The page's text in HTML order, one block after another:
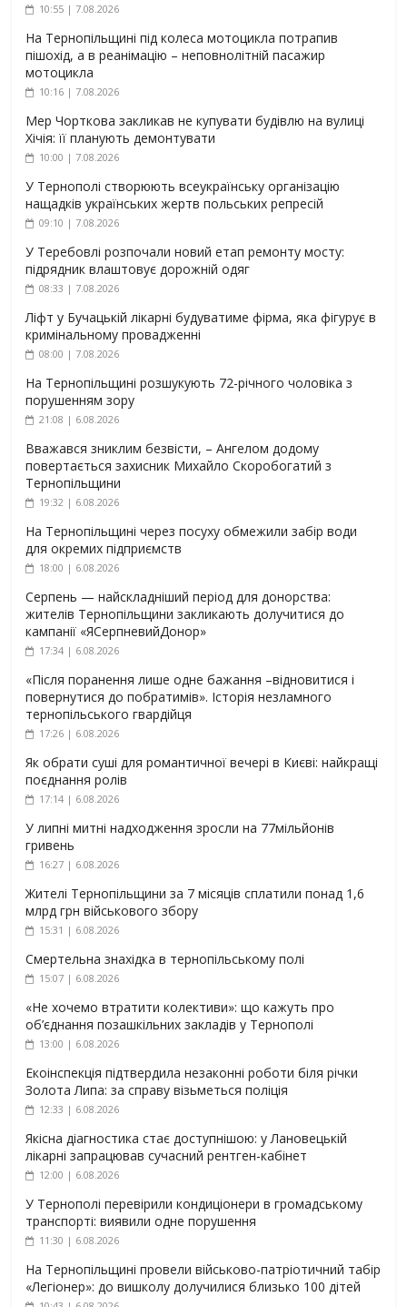
10:55 | 7.08.2026
На Тернопільщині під колеса мотоцикла потрапив
пішохід, а в реанімацію – неповнолітній пасажир
мотоцикла
10:16 | 7.08.2026
Мер Чорткова закликав не купувати будівлю на вулиці
Хічія: її планують демонтувати
10:00 | 7.08.2026
У Тернополі створюють всеукраїнську організацію
нащадків українських жертв польських репресій
09:10 | 7.08.2026
У Теребовлі розпочали новий етап ремонту мосту:
підрядник влаштовує дорожній одяг
08:33 | 7.08.2026
Ліфт у Бучацькій лікарні будуватиме фірма, яка фігурує в
кримінальному провадженні
08:00 | 7.08.2026
На Тернопільщині розшукують 72-річного чоловіка з
порушенням зору
21:08 | 6.08.2026
Вважався зниклим безвісти, – Ангелом додому
повертається захисник Михайло Скоробогатий з
Тернопільщини
19:32 | 6.08.2026
На Тернопільщині через посуху обмежили забір води
для окремих підприємств
18:00 | 6.08.2026
Серпень — найскладніший період для донорства:
жителів Тернопільщини закликають долучитися до
кампанії «ЯСерпневийДонор»
17:34 | 6.08.2026
«Після поранення лише одне бажання –відновитися і
повернутися до побратимів». Історія незламного
тернопільського гвардійця
17:26 | 6.08.2026
Як обрати суші для романтичної вечері в Києві: найкращі
поєднання ролів
17:14 | 6.08.2026
У липні митні надходження зросли на 77мільйонів
гривень
16:27 | 6.08.2026
Жителі Тернопільщини за 7 місяців сплатили понад 1,6
млрд грн військового збору
15:31 | 6.08.2026
Смертельна знахідка в тернопільському полі
15:07 | 6.08.2026
«Не хочемо втратити колективи»: що кажуть про
об’єднання позашкільних закладів у Тернополі
13:00 | 6.08.2026
Екоінспекція підтвердила незаконні роботи біля річки
Золота Липа: за справу візьметься поліція
12:33 | 6.08.2026
Якісна діагностика стає доступнішою: у Лановецькій
лікарні запрацював сучасний рентген-кабінет
12:00 | 6.08.2026
У Тернополі перевірили кондиціонери в громадському
транспорті: виявили одне порушення
11:30 | 6.08.2026
На Тернопільщині провели військово-патріотичний табір
«Легіонер»: до вишколу долучилися близько 100 дітей